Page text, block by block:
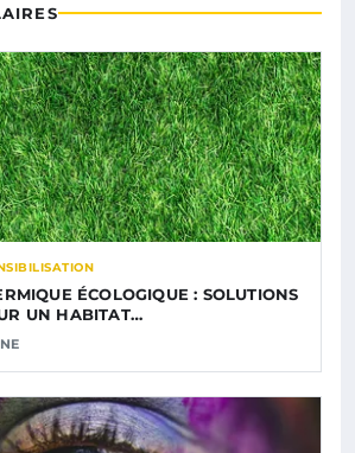
ÉCOLOGIQUE : SOLUTIONS
UN HABITAT…